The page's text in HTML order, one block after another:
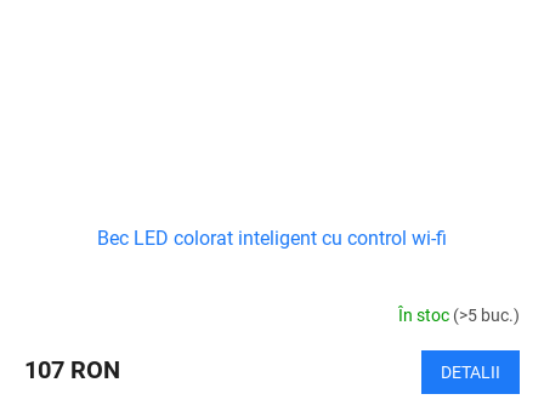
Bec LED colorat inteligent cu control wi-fi
În stoc (>5 buc.)
107 RON DETALII